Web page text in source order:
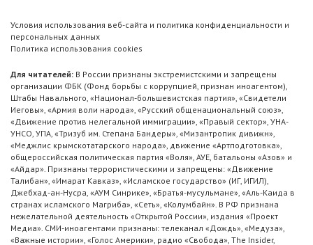
Условия использования веб-сайта и политика конфиденциальности и
персональных данных
Политика использования cookies
Для читателей: В России признаны экстремистскими и запрещены
организации ФБК (Фонд борьбы с коррупцией, признан иноагентом),
Штабы Навального, «Национал-большевистская партия», «Свидетели
Иеговы», «Армия воли народа», «Русский общенациональный союз»,
«Движение против нелегальной иммиграции», «Правый сектор», УНА-
УНСО, УПА, «Тризуб им. Степана Бандеры», «Мизантропик дивижн»,
«Меджлис крымскотатарского народа», движение «Артподготовка»,
общероссийская политическая партия «Воля», АУЕ, батальоны «Азов» и
«Айдар». Признаны террористическими и запрещены: «Движение
Талибан», «Имарат Кавказ», «Исламское государство» (ИГ, ИГИЛ),
Джебхад-ан-Нусра, «АУМ Синрике», «Братья-мусульмане», «Аль-Каида в
странах исламского Магриба», «Сеть», «Колумбайн». В РФ признана
нежелательной деятельность «Открытой России», издания «Проект
Медиа». СМИ-иноагентами признаны: телеканал «Дождь», «Медуза»,
«Важные истории», «Голос Америки», радио «Свобода», The Insider,